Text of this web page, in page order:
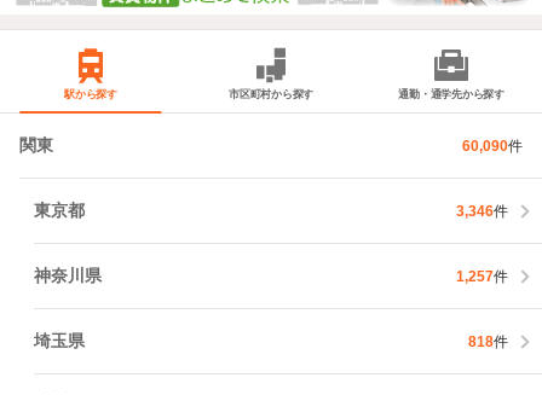
駅から探す 市区町村から探す 通勤・通学先から探す
関東 60,090件
東京都 3,346件
神奈川県 1,257件
埼玉県 818件